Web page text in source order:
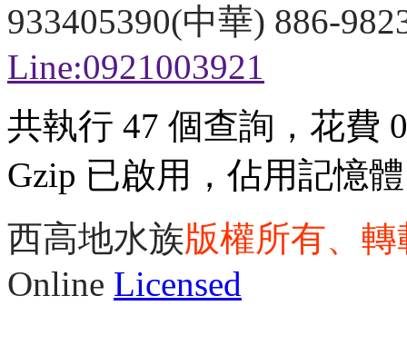
933405390(中華) 886-
Line:0921003921
共執行 47 個查詢，花費
Gzip 已啟用，佔用記憶
西高地水族版權所有、
Online Licensed